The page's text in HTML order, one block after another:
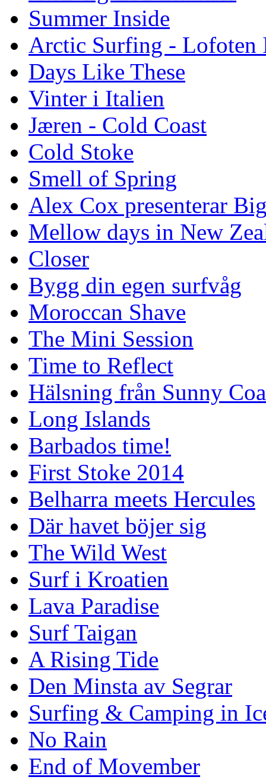
Summer Inside
Arctic Surfing - Lofoten
Days Like These
Vinter i Italien
Jæren - Cold Coast
Cold Stoke
Smell of Spring
Alex Cox presenterar
Mellow days in New
Closer
Bygg din egen surfvåg
Moroccan Shave
The Mini Session
Time to Reflect
Hälsning från Sunny
Long Islands
Barbados time!
First Stoke 2014
Belharra meets Hercules
Där havet böjer sig
The Wild West
Surf i Kroatien
Lava Paradise
Surf Taigan
A Rising Tide
Den Minsta av Segrar
Surfing & Camping in
No Rain
End of Movember